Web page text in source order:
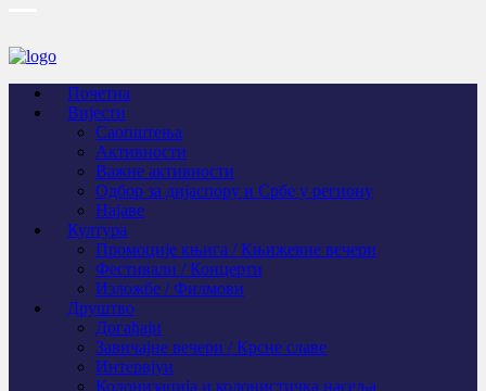
Почетна
Вијести
Саопштења
Активности
Важне активности
Одбор за дијаспору и Србе у региону
Најаве
Култура
Промоције књига / Књижевне вечери
Фестивали / Концерти
Изложбе / Филмови
Друштво
Догађаји
Завичајне вечери / Крсне славе
Интервјуи
Колонизација и колонистичка насеља